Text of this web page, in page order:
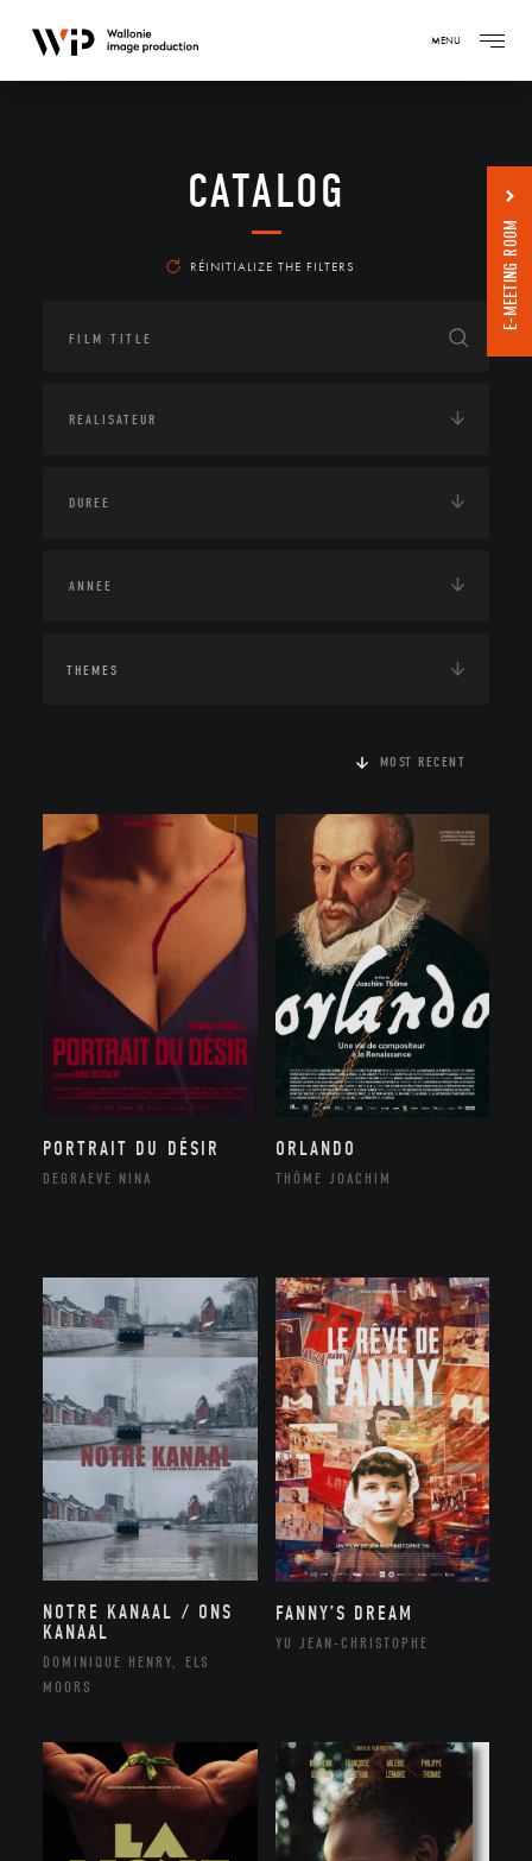
MENU
CATALOG
RÉINITIALIZE THE FILTERS
THEMES
MOST RECENT
PORTRAIT DU DÉSIR
DEGRAEVE NINA
ORLANDO
THÔME JOACHIM
NOTRE KANAAL / ONS
KANAAL
DOMINIQUE HENRY, ELS
MOORS
FANNY’S DREAM
YU JEAN-CHRISTOPHE
E-MEETING ROOM